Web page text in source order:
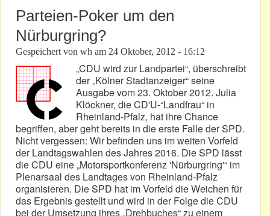
Parteien-Poker um den
Nürburgring?
Gespeichert von wh am 24 Oktober, 2012 - 16:12
„CDU wird zur Landpartei“, überschreibt
der „Kölner Stadtanzeiger“ seine
Ausgabe vom 23. Oktober 2012. Julia
Klöckner, die CD'U-“Landfrau“ in
Rheinland-Pfalz, hat ihre Chance
begriffen, aber geht bereits in die erste Falle der SPD.
Nicht vergessen: Wir befinden uns im weiten Vorfeld
der Landtagswahlen des Jahres 2016. Die SPD lässt
die CDU eine „Motorsportkonferenz 'Nürburgring'“ im
Plenarsaal des Landtages von Rheinland-Pfalz
organisieren. Die SPD hat im Vorfeld die Weichen für
das Ergebnis gestellt und wird in der Folge die CDU
bei der Umsetzung ihres „Drehbuches“ zu einem